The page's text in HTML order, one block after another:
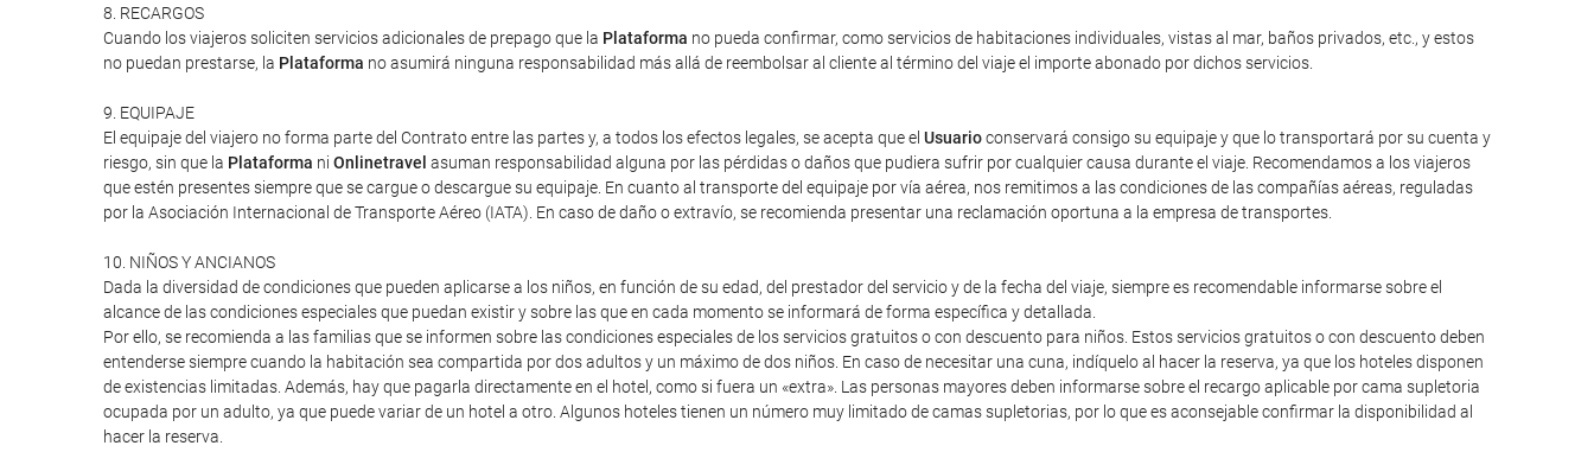
8. RECARGOS
Cuando los viajeros soliciten servicios adicionales de prepago que la Plataforma no pueda confirmar, como servicios de habitaciones individuales, vistas al mar, baños privados, etc., y estos
no puedan prestarse, la Plataforma no asumirá ninguna responsabilidad más allá de reembolsar al cliente al término del viaje el importe abonado por dichos servicios.
9. EQUIPAJE
El equipaje del viajero no forma parte del Contrato entre las partes y, a todos los efectos legales, se acepta que el Usuarioconservará consigo su equipaje y que lo transportará por su cuenta y
riesgo, sin que la Plataforma ni Onlinetravel asuman responsabilidad alguna por las pérdidas o daños que pudiera sufrir por cualquier causa durante el viaje. Recomendamos a los viajeros
que estén presentes siempre que se cargue o descargue su equipaje. En cuanto al transporte del equipaje por vía aérea, nos remitimos a las condiciones de las compañías aéreas, reguladas
por la Asociación Internacional de Transporte Aéreo (IATA). En caso de daño o extravío, se recomienda presentar una reclamación oportuna a la empresa de transportes.
10. NIÑOS Y ANCIANOS
Dada la diversidad de condiciones que pueden aplicarse a los niños, en función de su edad, del prestador del servicio y de la fecha del viaje, siempre es recomendable informarse sobre el
alcance de las condiciones especiales que puedan existir y sobre las que en cada momento se informará de forma específica y detallada.
Por ello, se recomienda a las familias que se informen sobre las condiciones especiales de los servicios gratuitos o con descuento para niños. Estos servicios gratuitos o con descuento deben
entenderse siempre cuando la habitación sea compartida por dos adultos y un máximo de dos niños. En caso de necesitar una cuna, indíquelo al hacer la reserva, ya que los hoteles disponen
de existencias limitadas. Además, hay que pagarla directamente en el hotel, como si fuera un «extra». Las personas mayores deben informarse sobre el recargo aplicable por cama supletoria
ocupada por un adulto, ya que puede variar de un hotel a otro. Algunos hoteles tienen un número muy limitado de camas supletorias, por lo que es aconsejable confirmar la disponibilidad al
hacer la reserva.